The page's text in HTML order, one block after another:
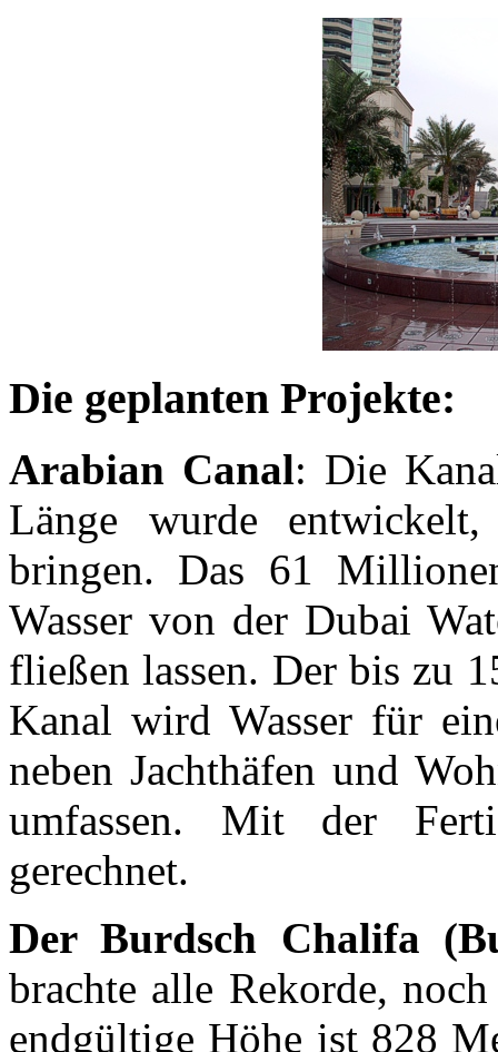
Die geplanten Projekte:
Arabian Canal: Die
Länge wurde
bringen. Das 61
Wasser von der Dubai
fließen lassen. Der bis zu
Kanal wird Wasser für
neben Jachthäfen und
umfassen. Mit der
gerechnet.
Der Burdsch Chalifa
brachte alle Rekorde,
endgültige Höhe ist 828